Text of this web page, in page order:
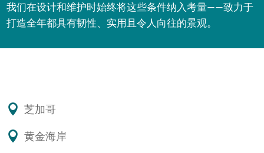
我们在设计和维护时始终将这些条件纳入考量——致力于
打造全年都具有韧性、实用且令人向往的景观。
芝加哥
黄金海岸